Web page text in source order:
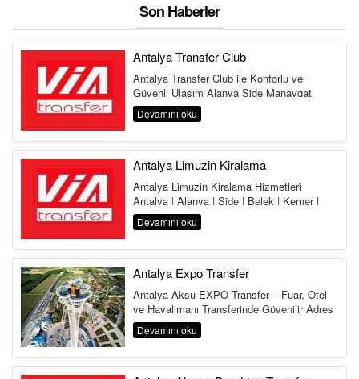
Son Haberler
Antalya Transfer Club
Antalya Transfer Club ile Konforlu ve
Güvenli Ulaşım Alanya Side Manavgat
Belek Kemer Kundu Lara Antalya
Havalima...
Devamını oku
Antalya Limuzin Kiralama
Antalya Limuzin Kiralama Hizmetleri
Antalya | Alanya | Side | Belek | Kemer |
Lara | Kundu | Land of Legends Antalya,...
Devamını oku
Antalya Expo Transfer
Antalya Aksu EXPO Transfer – Fuar, Otel
ve Havalimanı Transferinde Güvenilir Adres
Antalya Aksu Transfer Hi...
Devamını oku